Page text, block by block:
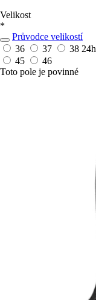
Velikost
*
Průvodce velikostí
36
37 38 24h
45
46
Toto pole je povinné